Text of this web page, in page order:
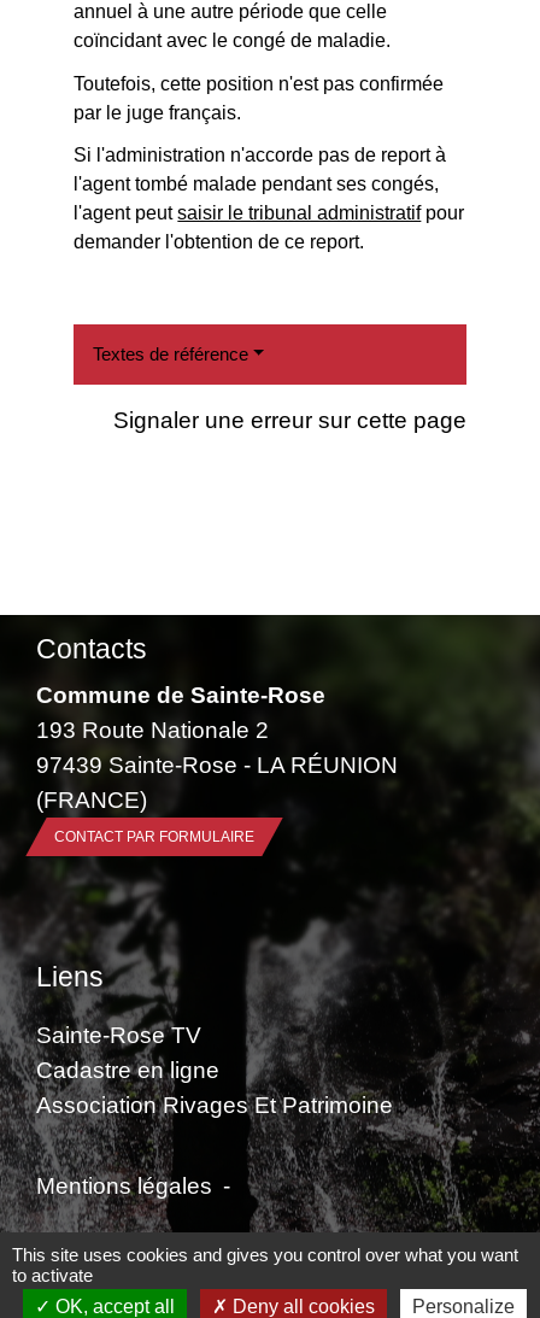
annuel à une autre période que celle
coïncidant avec le congé de maladie.
Toutefois, cette position n'est pas confirmée
par le juge français.
Si l'administration n'accorde pas de report à
l'agent tombé malade pendant ses congés,
l'agent peutsaisir le tribunal administratifpour
demander l'obtention de ce report.
Textes de référence
Signaler une erreur sur cette page
Contacts
Commune de Sainte-Rose
193 Route Nationale 2
97439 Sainte-Rose - LA RÉUNION
(FRANCE)
CONTACT PAR FORMULAIRE
Liens
Sainte-Rose TV
Cadastre en ligne
Association Rivages Et Patrimoine
Mentions légales -
Politique de confidentialité - Accessibilité -
Plan du site - Gestion des cookies
This site uses cookies and gives you control over what you want
to activate
OK, accept all
Deny all cookies Personalize